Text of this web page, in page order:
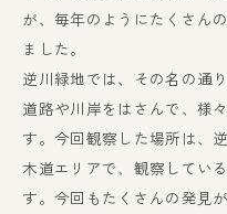
が、毎年のようにたくさん
ました。
逆川緑地では、その名の通
道路や川岸をはさんで、様
す。今回観察した場所は、
木道エリアで、観察してい
す。今回もたくさんの発見